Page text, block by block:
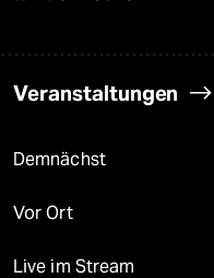
Veranstaltungen
Demnächst
Vor Ort
Live im Stream